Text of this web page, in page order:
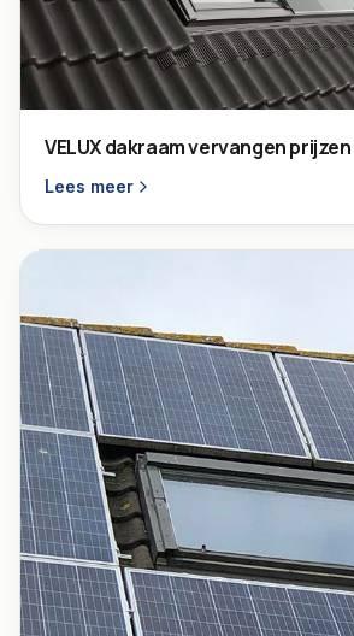
VELUX dakraam vervangen
Lees meer